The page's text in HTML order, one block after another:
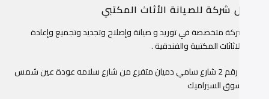
شركة للصيانة الأثاث المكتبي
شركة متخصصة في توريد و صيانة وإصلاح وتجديد وتجميع وإعادة
الاثاثات المكتبية والفندقية .
عمارة رقم 2 شارع سامي دميان متفرع من شارع سلامه عودة عين شمس
سوق السيراميك